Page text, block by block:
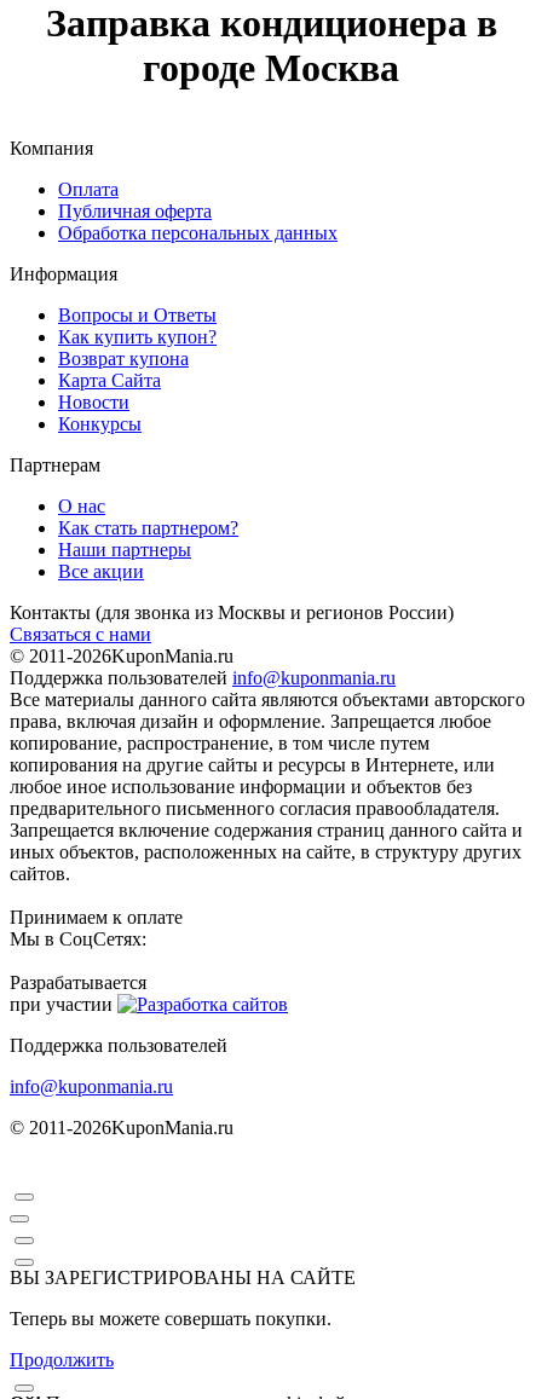
Заправка кондиционера в
городе Москва
Компания
Оплата
Публичная оферта
Обработка персональных данных
Информация
Вопросы и Ответы
Как купить купон?
Возврат купона
Карта Сайта
Новости
Конкурсы
Партнерам
О нас
Как стать партнером?
Наши партнеры
Все акции
Контакты (для звонка из Москвы и регионов России)
Связаться с нами
© 2011-2026KuponMania.ru
Поддержка пользователей info@kuponmania.ru
Все материалы данного сайта являются объектами авторского
права, включая дизайн и оформление. Запрещается любое
копирование, распространение, в том числе путем
копирования на другие сайты и ресурсы в Интернете, или
любое иное использование информации и объектов без
предварительного письменного согласия правообладателя.
Запрещается включение содержания страниц данного сайта и
иных объектов, расположенных на сайте, в структуру других
сайтов.
Принимаем к оплате
Мы в СоцСетях:
Разрабатывается
при участии
Поддержка пользователей
info@kuponmania.ru
© 2011-2026KuponMania.ru
ВЫ ЗАРЕГИСТРИРОВАНЫ НА САЙТЕ
Теперь вы можете совершать покупки.
Продолжить